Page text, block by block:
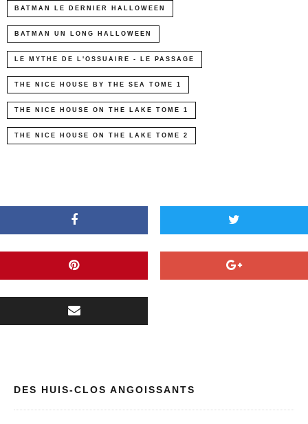
BATMAN LE DERNIER HALLOWEEN
BATMAN UN LONG HALLOWEEN
LE MYTHE DE L'OSSUAIRE - LE PASSAGE
THE NICE HOUSE BY THE SEA TOME 1
THE NICE HOUSE ON THE LAKE TOME 1
THE NICE HOUSE ON THE LAKE TOME 2
DES HUIS-CLOS ANGOISSANTS